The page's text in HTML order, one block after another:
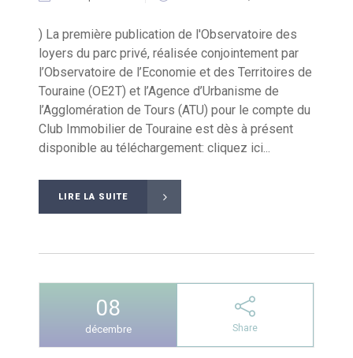
) La première publication de l'Observatoire des
loyers du parc privé, réalisée conjointement par
l’Observatoire de l’Economie et des Territoires de
Touraine (OE2T) et l’Agence d’Urbanisme de
l’Agglomération de Tours (ATU) pour le compte du
Club Immobilier de Touraine est dès à présent
disponible au téléchargement: cliquez ici...
LIRE LA SUITE
08
décembre Share